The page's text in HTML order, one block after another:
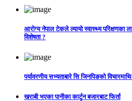
आरोग्य नेपाल टेकले ल्यायो स्वास्थ्य
विशेषता ?
पर्यावरणीय सभ्यताबारे सि जिनपिङको
खराबी भएका पानीका कार्टुन बजारबाट फिर्ता